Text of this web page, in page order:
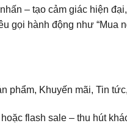
– tạo cảm giác hiện
hành động như “Mua
Khuyến mãi, Tin
flash sale – thu hút